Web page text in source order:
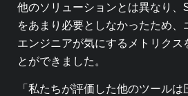
他のソリューションとは異なり、
をあまり必要としなかったため、
エンジニアが気にするメトリクス
とができました。
「私たちが評価した他のツール